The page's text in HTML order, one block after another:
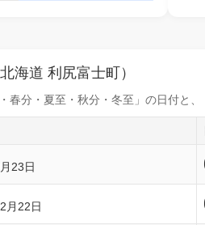
海道 利尻富士町）
春分・夏至・秋分・冬至」の日付と、
23日
月22日